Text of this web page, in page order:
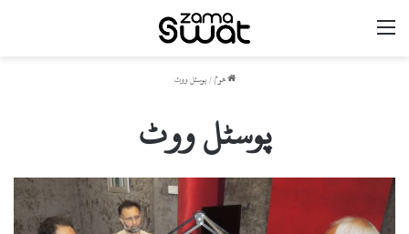
ھوم / پوسٹل ووٹ
پوسٹل ووٹ